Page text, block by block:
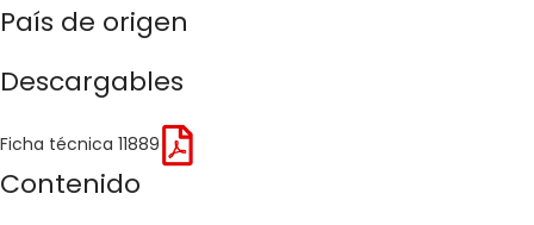
País de origen
Descargables
Ficha técnica 11889
Contenido